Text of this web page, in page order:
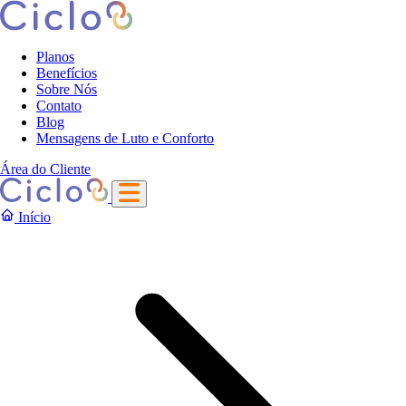
Planos
Benefícios
Sobre Nós
Contato
Blog
Mensagens de Luto e Conforto
Área do Cliente
Início